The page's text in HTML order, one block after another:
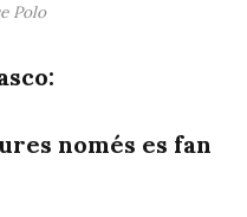
Polo
només es fan